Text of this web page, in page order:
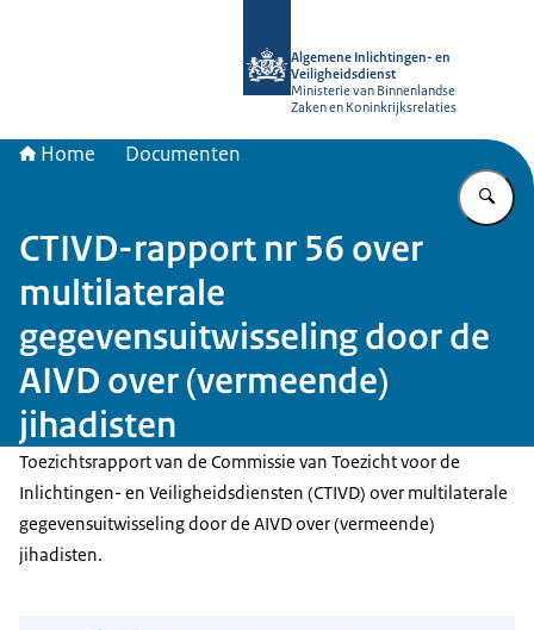
Algemene Inlichtingen- en
Veiligheidsdienst
Ministerie van Binnenlandse
Zaken en Koninkrijksrelaties
Home Documenten
CTIVD-rapport nr 56 over
multilaterale
gegevensuitwisseling door de
AIVD over (vermeende)
jihadisten
Toezichtsrapport van de Commissie van Toezicht voor de
Inlichtingen- en Veiligheidsdiensten (CTIVD) over multilaterale
gegevensuitwisseling door de AIVD over (vermeende)
jihadisten.